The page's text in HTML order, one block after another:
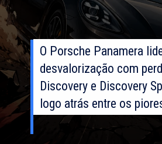
O Porsche Panamera
desvalorização com
Discovery e Discovery
logo atrás entre os
O Porsche Panamera
desvalorização com
Discovery e Discovery
logo atrás entre os